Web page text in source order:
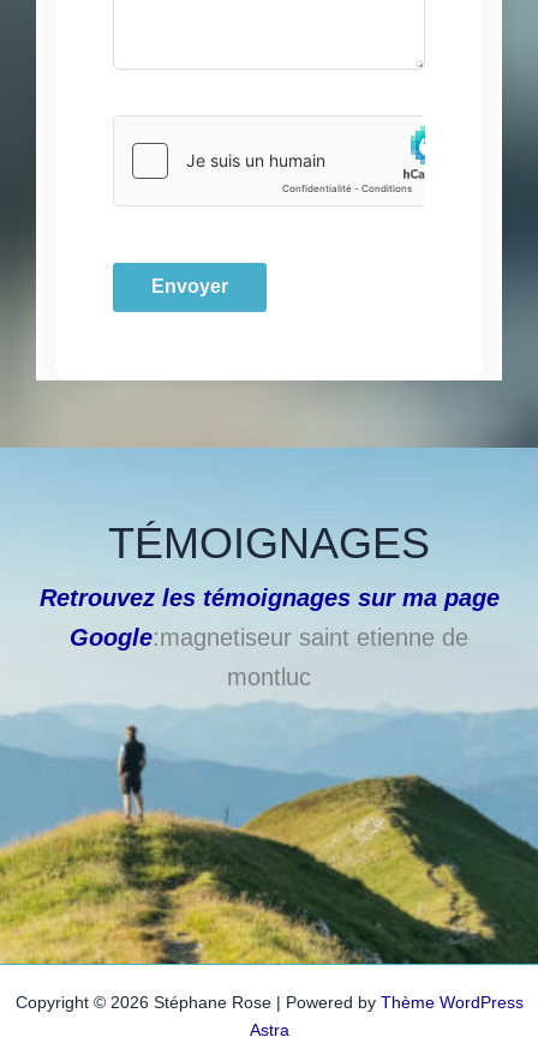
TÉMOIGNAGES
Retrouvez les témoignages sur ma page
Google:magnetiseur saint etienne de
montluc
Copyright © 2026 Stéphane Rose | Powered by Thème WordPress
Astra